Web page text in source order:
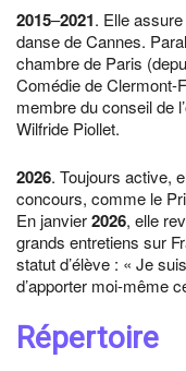
2015–2021. Elle
danse de Cannes.
chambre de Paris
Comédie de Clermont-
membre du conseil de
Wilfride Piollet.
2026. Toujours active,
concours, comme le
En janvier2026, elle
grands entretiens sur
statut d’élève : « Je
d’apporter moi-même
Répertoire